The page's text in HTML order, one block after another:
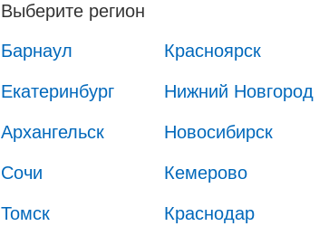
Выберите регион
Барнаул
Красноярск
Екатеринбург Нижний Новгород
Архангельск Новосибирск
Сочи Кемерово
Томск Краснодар